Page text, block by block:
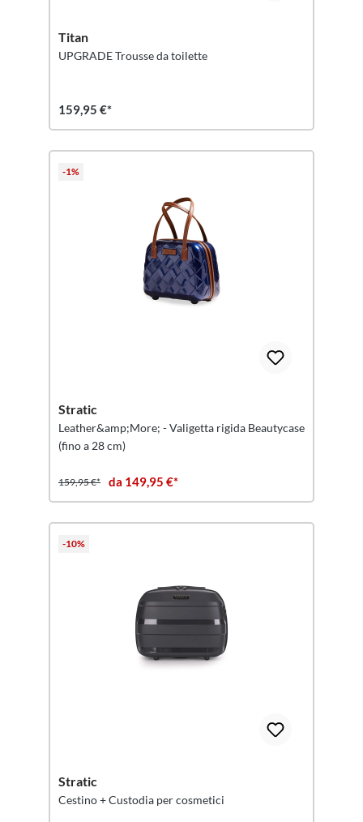
Titan
UPGRADE Trousse da toilette
159,95 €*
-1%
Stratic
Leather&amp;More; - Valigetta rigida Beautycase
(fino a 28 cm)
159,95 €* da 149,95 €*
-10%
Stratic
Cestino + Custodia per cosmetici